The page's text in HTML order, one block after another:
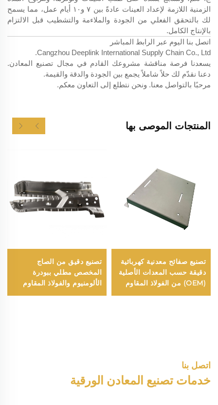
الزمنية اللازمة لإعداد العينات عادةً بين ٧ و١٠ أيام عمل، مما يسمح
لك بالتحقق الفعلي من الجودة والملاءمة والتشطيب قبل الالتزام
بالإنتاج الكامل.
اتصل بنا اليوم عبر الرابط المباشر
Cangzhou Deeplink International Supply Chain Co., Ltd.
يسعدنا فرصة مناقشة مشروعك القادم في مجال تصنيع المعادن.
دعنا نقدّم لك حلاً شاملاً يجمع بين الجودة والدقة والقيمة.
مرحبًا بالتواصل معنا. ونحن نتطلع إلى التعاون معكم.
المنتجات الموصى بها
تصنيع صفائح معدنية كهربائية
دقيقة حسب المعدات الأصلية
(OEM) من الفولاذ المقاوم
للصدأ، ثني ولحام غير قياسي،
تصنيع دقيق من الصاج
المخصص مطلي ببودرة
الألومنيوم والفولاذ المقاوم
للصدأ مع ختم وانحناء وسحب
اتصل بنا
خدمات تصنيع المعادن الورقية